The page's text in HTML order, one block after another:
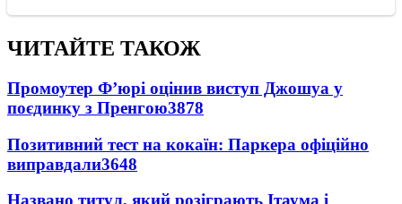
ЧИТАЙТЕ ТАКОЖ
Промоутер Ф’юрі оцінив виступ Джошуа у
поєдинку з Пренгою3878
Позитивний тест на кокаїн: Паркера офіційно
виправдали3648